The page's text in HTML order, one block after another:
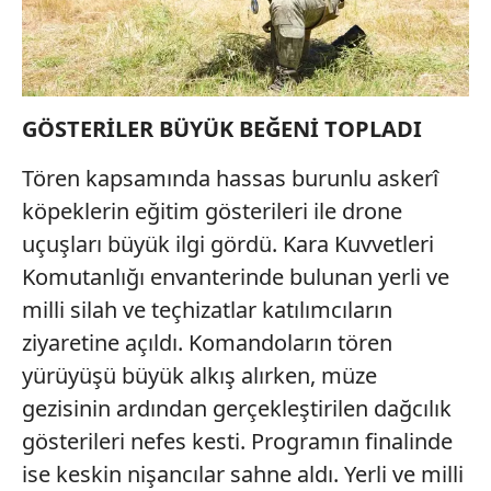
GÖSTERİLER BÜYÜK BEĞENİ TOPLADI
Tören kapsamında hassas burunlu askerî
köpeklerin eğitim gösterileri ile drone
uçuşları büyük ilgi gördü. Kara Kuvvetleri
Komutanlığı envanterinde bulunan yerli ve
milli silah ve teçhizatlar katılımcıların
ziyaretine açıldı. Komandoların tören
yürüyüşü büyük alkış alırken, müze
gezisinin ardından gerçekleştirilen dağcılık
gösterileri nefes kesti. Programın finalinde
ise keskin nişancılar sahne aldı. Yerli ve milli